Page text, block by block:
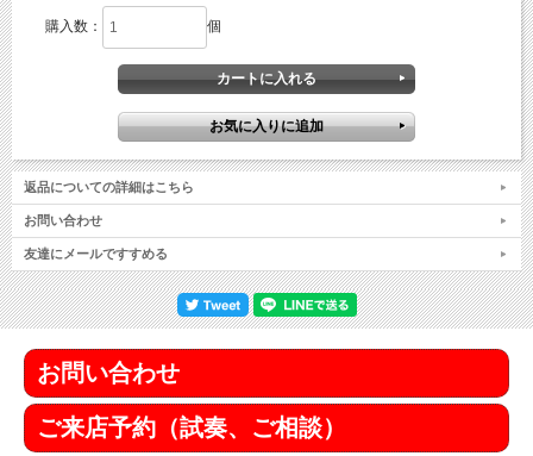
購入数： 個
返品についての詳細はこちら
お問い合わせ
友達にメールですすめる
お問い合わせ
ご来店予約（試奏、ご相談）